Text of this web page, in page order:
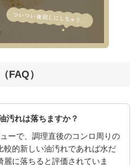
FAQ）
汚れは落ちますか？
ーで、調理直後のコンロ周りの
較的新しい油汚れであれば水だ
麗に落ちると評価されていま